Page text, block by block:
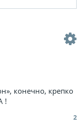
конечно, крепко
!
2